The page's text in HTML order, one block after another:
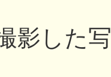
影した